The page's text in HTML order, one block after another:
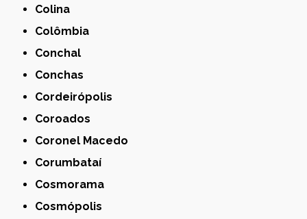
Colina
Colômbia
Conchal
Conchas
Cordeirópolis
Coroados
Coronel Macedo
Corumbataí
Cosmorama
Cosmópolis